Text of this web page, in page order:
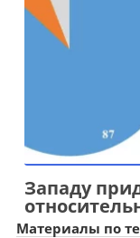
Западу
Материалы по